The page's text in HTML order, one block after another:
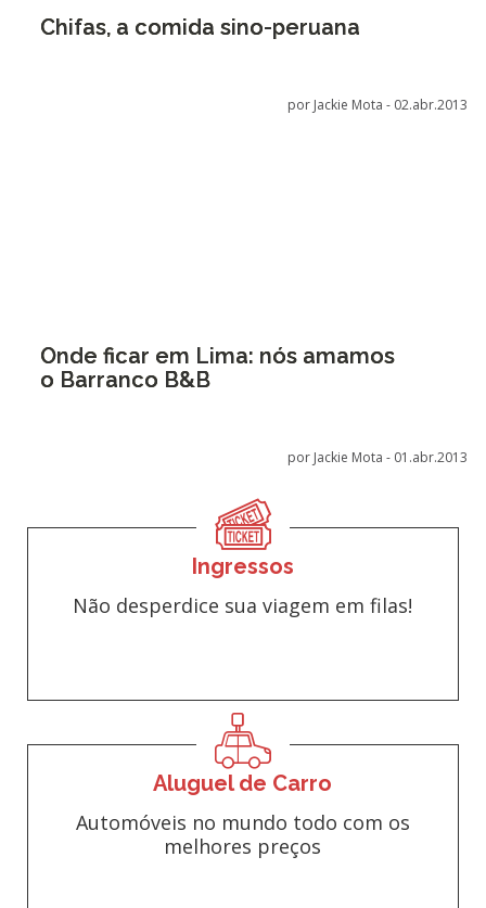
Chifas, a comida sino-peruana
por Jackie Mota - 02.abr.2013
Onde ficar em Lima: nós amamos
o Barranco B&B
por Jackie Mota - 01.abr.2013
Ingressos
Não desperdice sua viagem em filas!
Aluguel de Carro
Automóveis no mundo todo com os
melhores preços